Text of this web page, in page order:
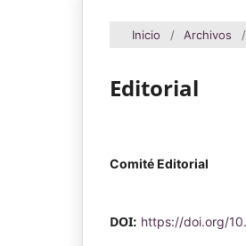
Inicio / Archivos /
Editorial
Comité Editorial
DOI: https://doi.org/